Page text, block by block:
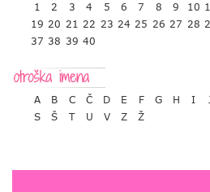
1 2 3 4 5 6 7 8 9 10
19 20 21 22 23 24 25 26 27 28
37 38 39 40
A B C Č D E F G H I
S
Š T U V Z Ž